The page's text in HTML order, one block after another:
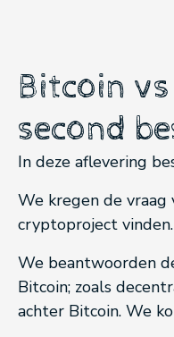
Bitcoin
second
In deze aflevering
We kregen de
cryptoproject vinden.
We beantwoorden
Bitcoin; zoals
achter Bitcoin. We